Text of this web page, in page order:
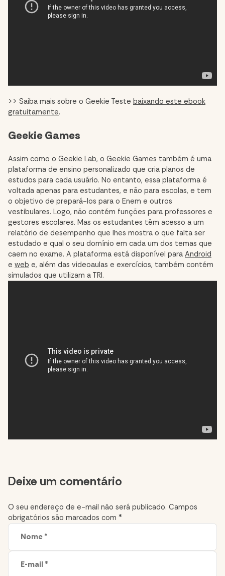
>> Saiba mais sobre o Geekie Teste baixando este ebook
gratuitamente.
Geekie Games
Assim como o Geekie Lab, o Geekie Games também é uma
plataforma de ensino personalizado que cria planos de
estudos para cada usuário. No entanto, essa plataforma é
voltada apenas para estudantes, e não para escolas, e tem
o objetivo de prepará-los para o Enem e outros
vestibulares. Logo, não contém funções para professores e
gestores escolares. Mas os estudantes têm acesso a um
relatório de desempenho que lhes mostra o que falta ser
estudado e qual o seu domínio em cada um dos temas que
caem no exame. A plataforma está disponível para Android
e web e, além das videoaulas e exercícios, também contém
simulados que utilizam a TRI.
Comment
section
Deixe um comentário
O seu endereço de e-mail não será publicado. Campos
obrigatórios são marcados com *